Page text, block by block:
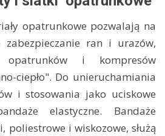
opatrunkowe pozwalają na
zabezpieczanie ran i urazów,
opatrunków i kompresów
ciepło". Do unieruchamiania
i stosowania jako uciskowe
elastyczne. Bandaże
poliestrowe i wiskozowe, służą